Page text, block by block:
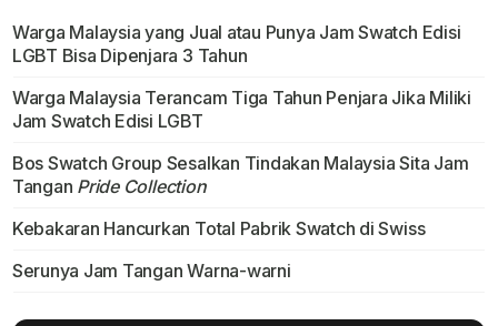
Warga Malaysia yang Jual atau Punya Jam Swatch Edisi
LGBT Bisa Dipenjara 3 Tahun
Warga Malaysia Terancam Tiga Tahun Penjara Jika Miliki
Jam Swatch Edisi LGBT
Bos Swatch Group Sesalkan Tindakan Malaysia Sita Jam
Tangan Pride Collection
Kebakaran Hancurkan Total Pabrik Swatch di Swiss
Serunya Jam Tangan Warna-warni